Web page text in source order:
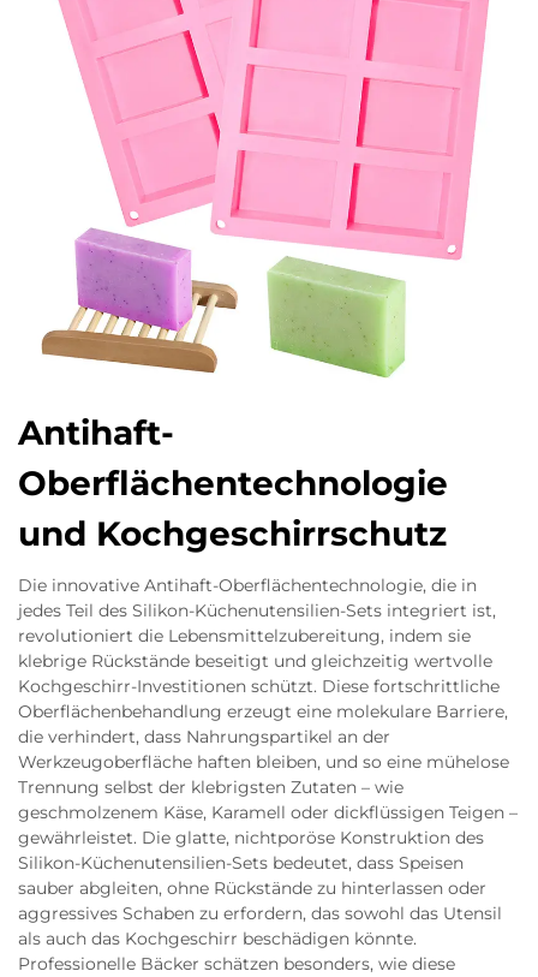
Antihaft-
Oberflächentechnologie
und Kochgeschirrschutz
Die innovative Antihaft-Oberflächentechnologie, die in
jedes Teil des Silikon-Küchenutensilien-Sets integriert ist,
revolutioniert die Lebensmittelzubereitung, indem sie
klebrige Rückstände beseitigt und gleichzeitig wertvolle
Kochgeschirr-Investitionen schützt. Diese fortschrittliche
Oberflächenbehandlung erzeugt eine molekulare Barriere,
die verhindert, dass Nahrungspartikel an der
Werkzeugoberfläche haften bleiben, und so eine mühelose
Trennung selbst der klebrigsten Zutaten – wie
geschmolzenem Käse, Karamell oder dickflüssigen Teigen –
gewährleistet. Die glatte, nichtporöse Konstruktion des
Silikon-Küchenutensilien-Sets bedeutet, dass Speisen
sauber abgleiten, ohne Rückstände zu hinterlassen oder
aggressives Schaben zu erfordern, das sowohl das Utensil
als auch das Kochgeschirr beschädigen könnte.
Professionelle Bäcker schätzen besonders, wie diese